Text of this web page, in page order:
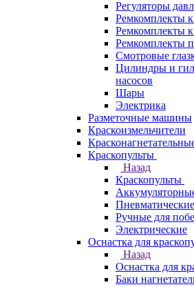
Регуляторы
Ремкомплекты к
Ремкомплекты
Ремкомплекты
Смотровые
Цилиндры и
насосов
Шары
Электрика
Разметочные машины
Краскоизмельчители
Краскопульты
Назад
Краскопульты
Пневматические
Ручные для
Электрические
Оснастка для
Назад
Оснастка для
Баки